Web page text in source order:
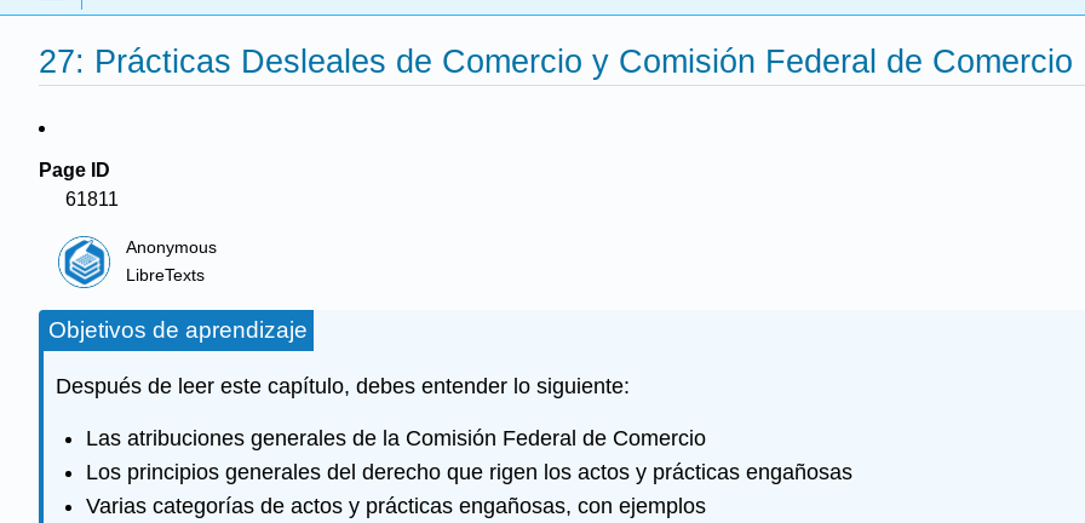
27: Prácticas Desleales de Comercio y Comisión Federal de Comercio
Page ID
61811
Anonymous
LibreTexts
Objetivos de aprendizaje
Después de leer este capítulo, debes entender lo siguiente:
Las atribuciones generales de la Comisión Federal de Comercio
Los principios generales del derecho que rigen los actos y prácticas engañosas
Varias categorías de actos y prácticas engañosas, con ejemplos